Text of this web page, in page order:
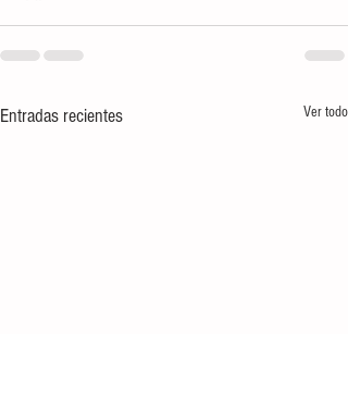
Entradas recientes Ver todo